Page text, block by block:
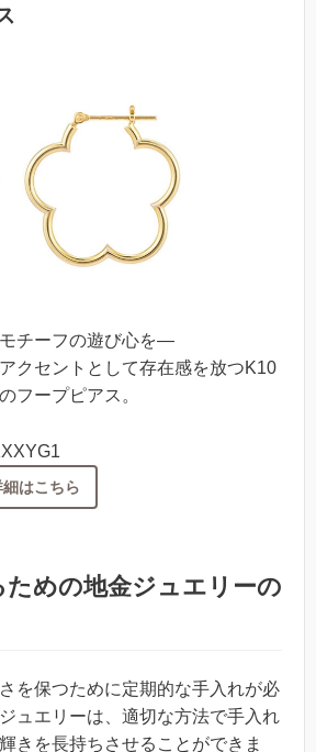
チーフの遊び心を―
クセントとして存在感を放つK10
フープピアス。
はこちら
めの地金ジュエリーの
を保つために定期的な手入れが必
ュエリーは、適切な方法で手入れ
きを長持ちさせることができま